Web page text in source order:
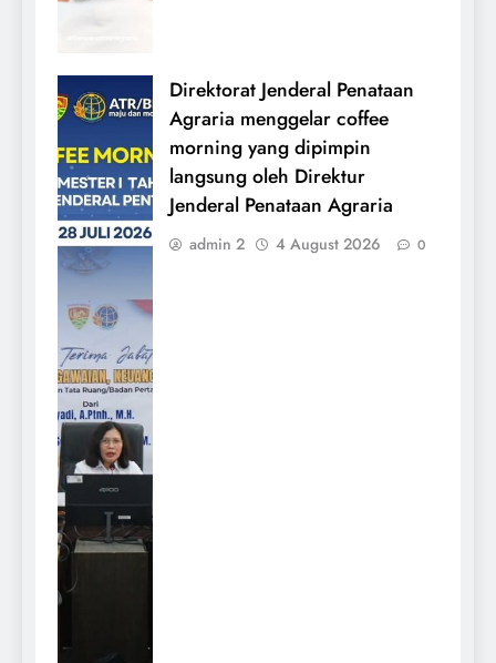
Direktorat Jenderal Penataan
Agraria menggelar coffee
morning yang dipimpin
langsung oleh Direktur
Jenderal Penataan Agraria
admin 2 4 August 2026 0